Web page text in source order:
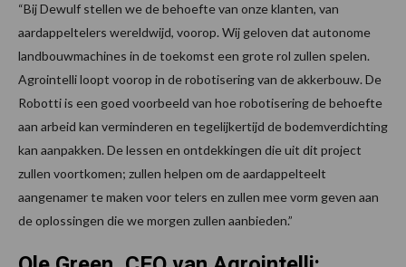
“Bij Dewulf stellen we de behoefte van onze klanten, van
aardappeltelers wereldwijd, voorop. Wij geloven dat autonome
landbouwmachines in de toekomst een grote rol zullen spelen.
Agrointelli loopt voorop in de robotisering van de akkerbouw. De
Robotti is een goed voorbeeld van hoe robotisering de behoefte
aan arbeid kan verminderen en tegelijkertijd de bodemverdichting
kan aanpakken. De lessen en ontdekkingen die uit dit project
zullen voortkomen; zullen helpen om de aardappelteelt
aangenamer te maken voor telers en zullen mee vorm geven aan
de oplossingen die we morgen zullen aanbieden.”